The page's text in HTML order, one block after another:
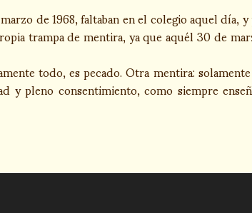
de 1968, faltaban en el colegio aquel día,
trampa de mentira, ya que aquél 30 de
todo, es pecado. Otra mentira:
pleno consentimiento, como siempre